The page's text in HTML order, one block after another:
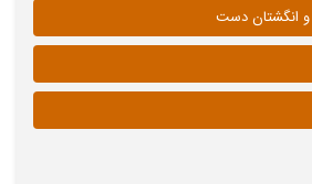
انگشتان دست